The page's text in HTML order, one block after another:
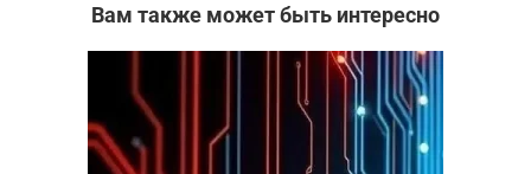
Вам также может быть интересно